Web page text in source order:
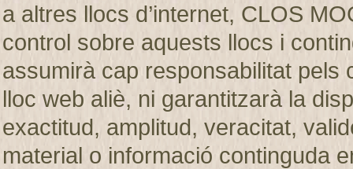
a altres llocs d’internet, CLOS
control sobre aquests llocs i
assumirà cap responsabilitat pels
lloc web aliè, ni garantitzarà la
exactitud, amplitud, veracitat,
material o informació continguda